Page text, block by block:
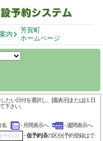
内
芳賀町
ホームページ
たい日付を選択し、[週表示]または[１日
下さい。
名
- 月間表示へ
- 週間表示へ
予約済] -仮予約済の区分(予約登録はで